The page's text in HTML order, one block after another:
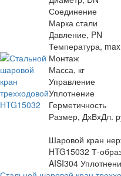
Соединение
Марка стали
Давление, PN
Температура, max
Монтаж
Масса, кг
Управление
Уплотнение
Герметичность
Размер, ДхВхДл.
Шаровой кран
HTG15032 Т-
AISI304